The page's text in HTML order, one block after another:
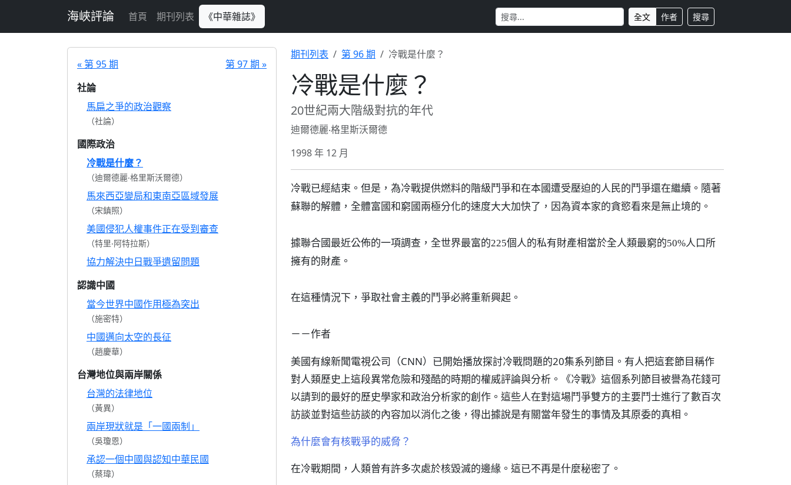
海峽評論 首頁 期刊列表 《中華雜誌》 全文 作者 搜尋
« 第 95 期
第 97 期 »
社論
馬扁之爭的政治觀察
（社論）
國際政治
冷戰是什麼？
（迪爾德麗‧格里斯沃爾德）
馬來西亞變局和東南亞區域發展
（宋鎮照）
美國侵犯人權事件正在受到審查
（特里‧阿特拉斯）
協力解決中日戰爭遺留問題
認識中國
當今世界中國作用極為突出
（施密特）
中國邁向太空的長征
（趙慶華）
台灣地位與兩岸關係
台灣的法律地位
（黃異）
兩岸現狀就是「一國兩制」
（吳瓊恩）
承認一個中國與認知中華民國
（蔡瑋）
期刊列表 第 96 期 冷戰是什麼？
冷戰是什麼？
20世紀兩大階級對抗的年代
迪爾德麗‧格里斯沃爾德
1998 年 12 月
冷戰已經結束。但是，為冷戰提供燃料的階級鬥爭和在本國遭受壓迫的人民的鬥爭還在繼續。隨著
蘇聯的解體，全體富國和窮國兩極分化的速度大大加快了，因為資本家的貪慾看來是無止境的。
據聯合國最近公佈的一項調查，全世界最富的225個人的私有財產相當於全人類最窮的50%人口所
擁有的財產。
在這種情況下，爭取社會主義的鬥爭必將重新興起。
－－作者
美國有線新聞電視公司（CNN）已開始播放探討冷戰問題的20集系列節目。有人把這套節目稱作
對人類歷史上這段異常危險和殘酷的時期的權威評論與分析。《冷戰》這個系列節目被譽為花錢可
以請到的最好的歷史學家和政治分析家的創作。這些人在對這場鬥爭雙方的主要鬥士進行了數百次
訪談並對這些訪談的內容加以消化之後，得出據說是有關當年發生的事情及其原委的真相。
為什麼會有核戰爭的威脅？
在冷戰期間，人類曾有許多次處於核毀滅的邊緣。這已不再是什麼秘密了。